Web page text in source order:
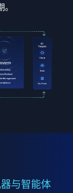
与智能体